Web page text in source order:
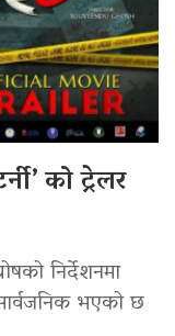
को ट्रेलर
निर्देशनमा
भएको छ